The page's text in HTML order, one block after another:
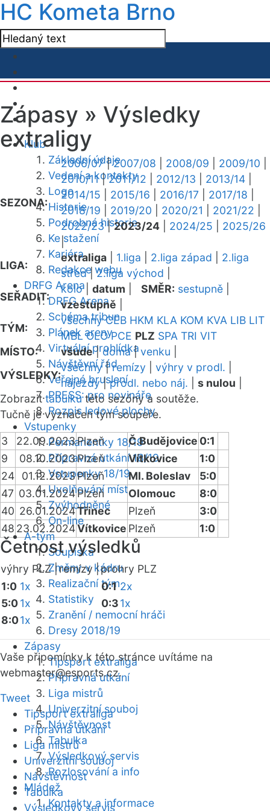
HC Kometa Brno
Klub
Základní údaje
Vedení a kontakty
Logo
Historie
Podrobná historie
Ke stažení
Kariéra
Redakce webu
DRFG Arena
DRFG Arena
Schéma tribun
Plánek areny
Virtuální prohlídka
Návštěvní řád
Veřejné bruslení
PRESS: pro novináře
Rozpis ledové plochy
Vstupenky
Permanentky 18/19
Přípravná utkání 18/19
Vstupenky 18/19
Uvolňování míst
Zvýhodněné
On-line
A-tým
Soupiska
Změny v kádru
Realizační tým
Statistiky
Zranění / nemocní hráči
Dresy 2018/19
Zápasy
Tipsport extraliga
Přípravná utkání
Liga mistrů
Univerzitní souboj
Návštěvnost
Tabulka
Výsledkový servis
Rozlosování a info
Mládež
Kontakty a informace
Zápasy » Výsledky
extraligy
SEZONA:
2006/07|2007/08 2008/09 2009/10
2010/11|2011/12 2012/13 2013/14
2014/15
2015/16 2016/17 2017/18
2018/19
2019/20 2020/21 2021/22
2022/23|2023/24 2024/25
2025/26
|
LIGA:
extraliga 1.liga 2.liga západ
2.liga
střed|2.liga východ
SEŘADIT:
kolo| datum SMĚR: sestupně
vzestupně
TÝM:
všechny CEB HKM KLA KOM KVA LIB LIT
MBL OLO PCE PLZ SPA TRI VIT
MÍSTO:
všude|doma|venku
VÝSLEDKY:
všechny|remízy výhry v prodl.
nájezdy|prodl. nebo náj. s nulou
Zobrazittabulkutéto sezóny a soutěže.
Tučně je vyznačen tým soupeře.
3 22.09.2023Plzeň Č.Budějovice 0:1
9
08.10.2023Plzeň Vítkovice
1:0
24
01.12.2023Plzeň Ml. Boleslav
5:0
47 03.01.2024Plzeň Olomouc
8:0
40 26.01.2024Třinec Plzeň
3:0
48 23.02.2024Vítkovice Plzeň 1:0
Četnost výsledků
výhry PLZ |remízy |prohry PLZ
1:0 1x
5:01x
8:01x
0:1 2x
0:31x
Vaše připomínky k této stránce uvítáme na
webmaster@esports.cz.
Tweet
Tipsport extraliga
Přípravná utkání
Liga mistrů
Univerzitní souboj
Návštěvnost
Tabulka
Výsledkový servis